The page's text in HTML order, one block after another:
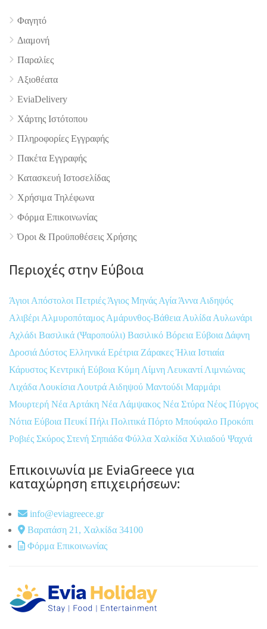
4.9
Φαγητό
Διαμονή
Παραλίες
Αξιοθέατα
EviaDelivery
Χάρτης Ιστότοπου
Πληροφορίες Εγγραφής
Πακέτα Εγγραφής
Κατασκευή Ιστοσελίδας
Χρήσιμα Τηλέφωνα
Φόρμα Επικοινωνίας
Όροι & Προϋποθέσεις Xρήσης
Περιοχές στην Εύβοια
Άγιοι Απόστολοι Πετριές Άγιος Μηνάς Αγία Άννα Αιδηψός
Αλιβέρι Αλμυροπόταμος Αμάρυνθος-Βάθεια Αυλίδα Αυλωνάρι
Αχλάδι Βασιλικά (Ψαροπούλι) Βασιλικό Βόρεια Εύβοια Δάφνη
Δροσιά Δύστος Ελληνικά Ερέτρια ΖάρακεςΉλια Ιστιαία
Κάρυστος Κεντρική Εύβοια Κύμη Λίμνη Λευκαντί Λιμνιώνας
Λιχάδα Λουκίσια Λουτρά Αιδηψού Μαντούδι Μαρμάρι
Μουρτερή Νέα Αρτάκη Νέα Λάμψακος Νέα Στύρα Νέος Πύργος
Νότια Εύβοια Πευκί Πήλι Πολιτικά Πόρτο Μπούφαλο Προκόπι
Ροβιές Σκύρος Στενή Σηπιάδα Φύλλα Χαλκίδα Χιλιαδού Ψαχνά
Επικοινωνία με EviaGreece για
καταχώρηση επιχειρήσεων:
info@eviagreece.gr
Βαρατάση 21, Χαλκίδα 34100
Φόρμα Επικοινωνίας